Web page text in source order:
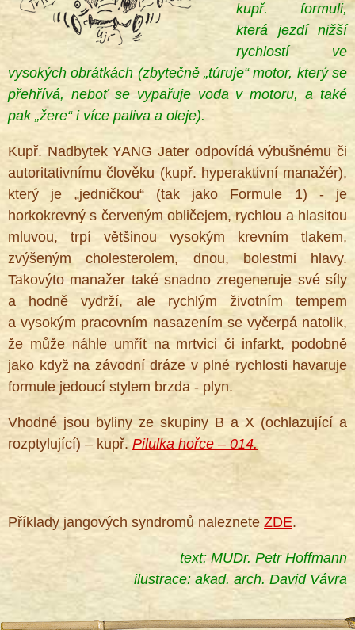
kupř. formuli,
která jezdí nižší
rychlostí ve
vysokých obrátkách (zbytečně „túruje“ motor, který se
přehřívá, neboť se vypařuje voda v motoru, a také
pak „žere“ i více paliva a oleje).
Kupř. Nadbytek YANG Jater odpovídá výbušnému či
autoritativnímu člověku (kupř. hyperaktivní manažér),
který je „jedničkou“ (tak jako Formule 1) - je
horkokrevný s červeným obličejem, rychlou a hlasitou
mluvou, trpí většinou vysokým krevním tlakem,
zvýšeným cholesterolem, dnou, bolestmi hlavy.
Takovýto manažer také snadno zregeneruje své síly
a hodně vydrží, ale rychlým životním tempem
a vysokým pracovním nasazením se vyčerpá natolik,
že může náhle umřít na mrtvici či infarkt, podobně
jako když na závodní dráze v plné rychlosti havaruje
formule jedoucí stylem brzda - plyn.
Vhodné jsou byliny ze skupiny B a X (ochlazující a
rozptylující) – kupř. Pilulka hořce – 014.
Příklady jangových syndromů naleznete ZDE.
text: MUDr. Petr Hoffmann
ilustrace: akad. arch. David Vávra